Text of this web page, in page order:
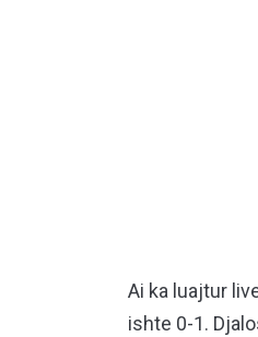
Ai ka luajtur
ishte 0-1.